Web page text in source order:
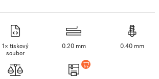
1× tiskový
soubor
0.20 mm 0.40 mm